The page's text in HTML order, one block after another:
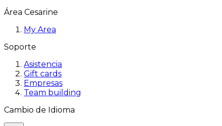
Área Cesarine
My Area
Soporte
Asistencia
Gift cards
Empresas
Team building
Cambio de Idioma